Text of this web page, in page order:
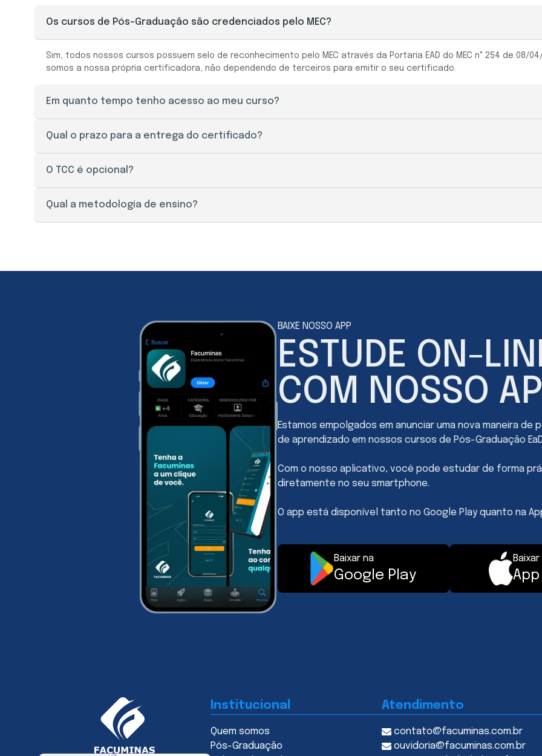
Os cursos de Pós-Graduação são credenciados pelo MEC?
Sim, todos nossos cursos possuem selo de reconhecimento pelo MEC através da Portaria EAD do MEC n° 254 de 08/
somos a nossa própria certificadora, não dependendo de terceiros para emitir o seu certificado.
Em quanto tempo tenho acesso ao meu curso?
O seu acesso ao portal do aluno é liberado imediatamente após a efetivação da sua matrícula.
Qual o prazo para a entrega do certificado?
O prazo de entrega do certificado é de 30 a 45 dias úteis, mediante a apresentação de todos os documentos
O TCC é opcional?
O Trabalho de Conclusão de Curso (TCC), aqui na Facuminas é opcional para a maioria dos cursos. Porém, realizar o
Qual a metodologia de ensino?
BAIXE NOSSO APP
ESTUDE ON-
COM NOSSO
Estamos empolgados em anunciar uma nova maneira de
de aprendizado em nossos cursos de Pós-Graduação
Com o nosso aplicativo, você pode estudar de forma
diretamente no seu smartphone.
O app está disponível tanto no Google Play quanto na
Baixar na
Google Play
Baixar
Institucional
Quem somos
Pós-Graduação
Atendimento
contato@facuminas.com.br
ouvidoria@facuminas.com.br